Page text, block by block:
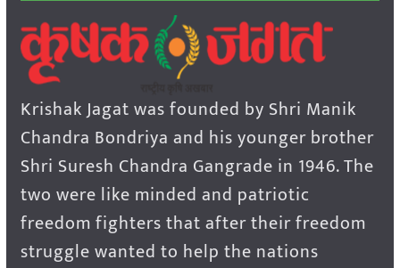
Krishak Jagat was founded by Shri Manik
Chandra Bondriya and his younger brother
Shri Suresh Chandra Gangrade in 1946. The
two were like minded and patriotic
freedom fighters that after their freedom
struggle wanted to help the nations